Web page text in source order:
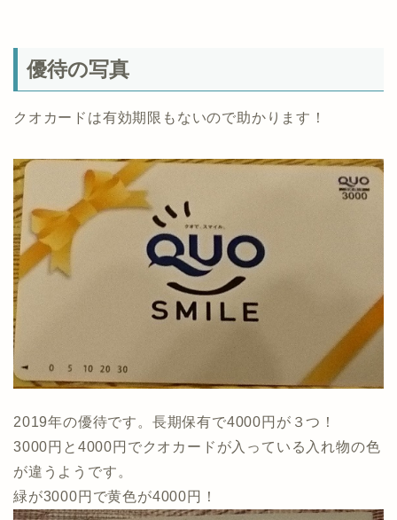
優待の写真
クオカードは有効期限もないので助かります！
2019年の優待です。長期保有で4000円が３つ！
3000円と4000円でクオカードが入っている入れ物の色
が違うようです。
緑が3000円で黄色が4000円！